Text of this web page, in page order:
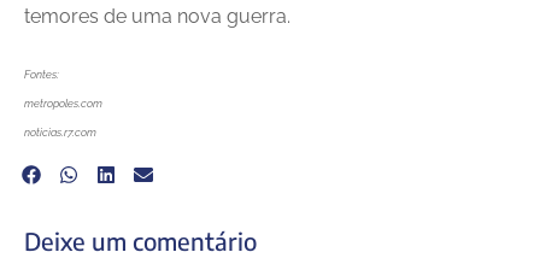
temores de uma nova guerra.
Fontes:
metropoles.com
noticias.r7.com
Deixe um comentário